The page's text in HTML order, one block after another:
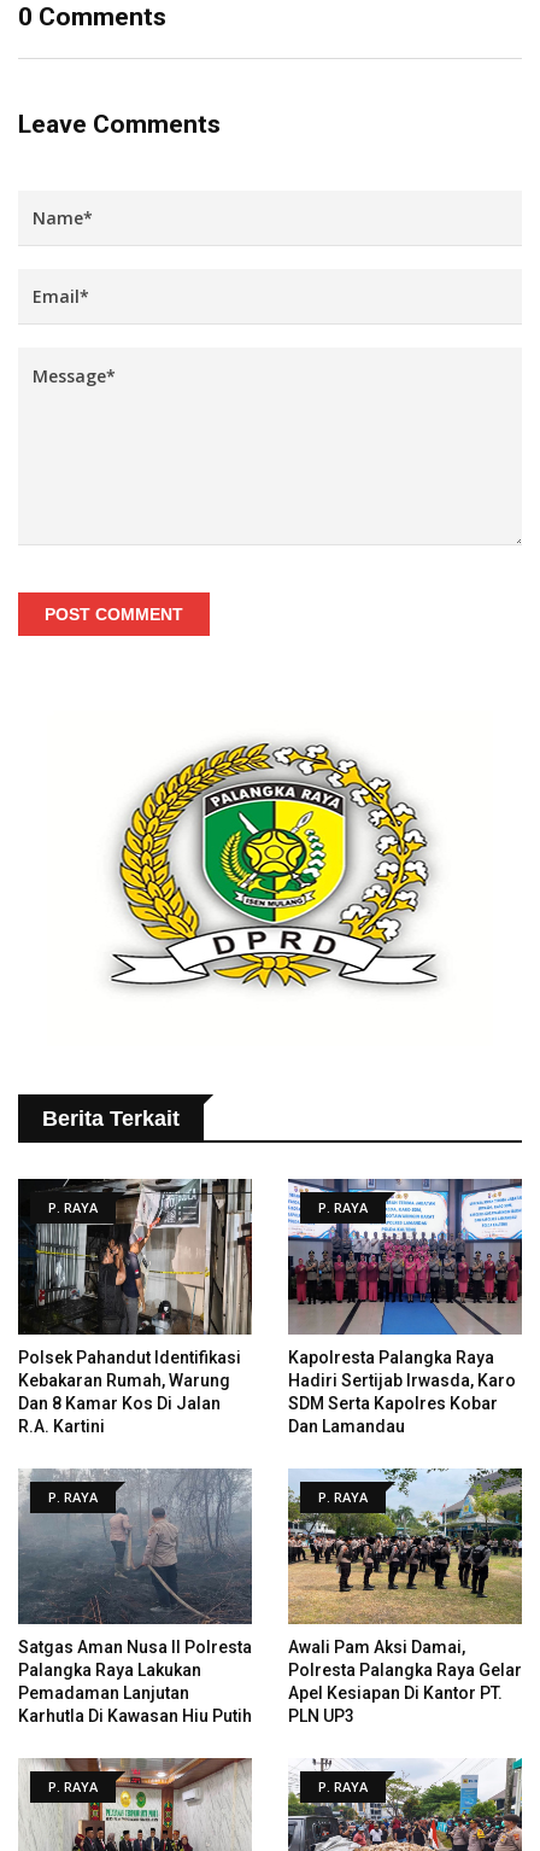
0 Comments
Leave Comments
POST COMMENT
Berita Terkait
P. RAYA
Polsek Pahandut Identifikasi
Kebakaran Rumah, Warung
Dan 8 Kamar Kos Di Jalan
R.A. Kartini
P. RAYA
Kapolresta Palangka Raya
Hadiri Sertijab Irwasda, Karo
SDM Serta Kapolres Kobar
Dan Lamandau
P. RAYA
Satgas Aman Nusa II Polresta
Palangka Raya Lakukan
Pemadaman Lanjutan
Karhutla Di Kawasan Hiu Putih
P. RAYA
Awali Pam Aksi Damai,
Polresta Palangka Raya Gelar
Apel Kesiapan Di Kantor PT.
PLN UP3
P. RAYA P. RAYA